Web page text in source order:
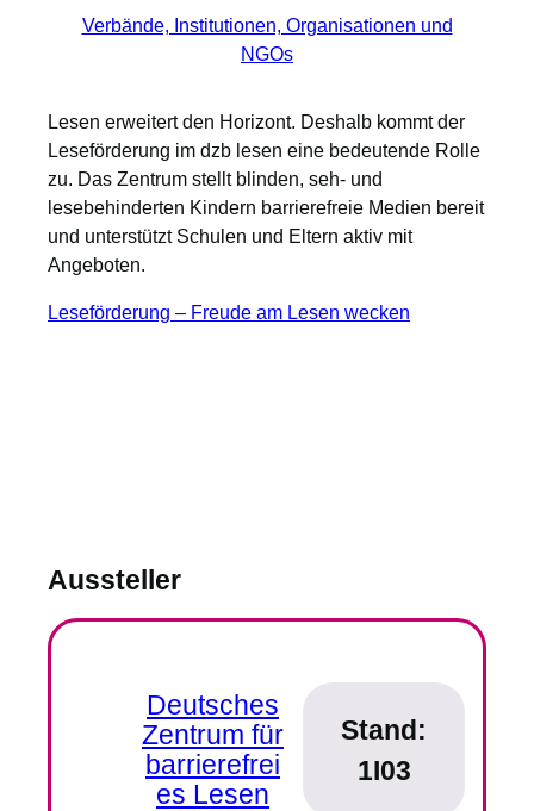
Verbände, Institutionen, Organisationen und
NGOs
Lesen erweitert den Horizont. Deshalb kommt der
Leseförderung im dzb lesen eine bedeutende Rolle
zu. Das Zentrum stellt blinden, seh- und
lesebehinderten Kindern barrierefreie Medien bereit
und unterstützt Schulen und Eltern aktiv mit
Angeboten.
Leseförderung – Freude am Lesen wecken
Aussteller
Deutsches
Zentrum für
barrierefrei
es Lesen
Stand:
1I03